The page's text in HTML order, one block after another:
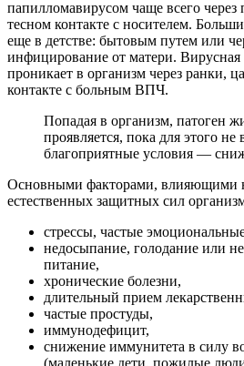
папилломавирусом чаще всего через
тесном контакте с носителем.
еще в детстве: бытовым путем или
инфицирование от матери.
проникает в организм через ранки,
контакте с больным ВПЧ.
Попадая в организм, патоген
проявляется, пока для этого не
благоприятные условия —
Основными факторами, влияющими
естественных защитных сил
стрессы, частые
недосыпание, голодание или
питание,
хронические болезни,
длительный прием
частые простуды,
иммунодефицит,
снижение иммунитета в силу
(маленькие дети, пожилые